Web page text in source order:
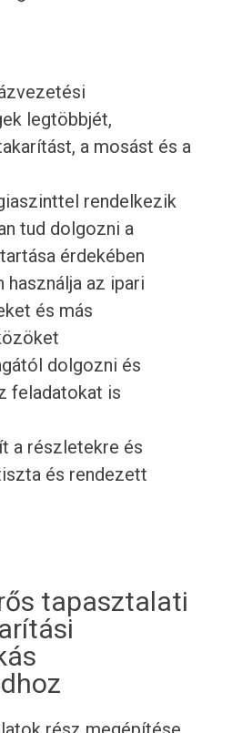
legtöbbjét,
a mosást és a
rendelkezik
tud dolgozni a
érdekében
használja az ipari
és más
dolgozni és
feladatokat is
a részletekre és
és rendezett
tapasztalati